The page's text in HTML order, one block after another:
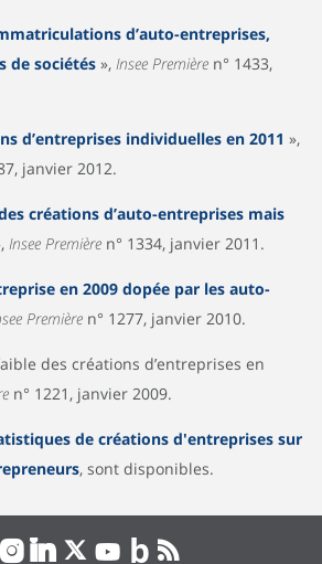
d’auto-entreprises,
de sociétés », Insee Première n° 1433,
d’entreprises individuelles en 2011 »,
janvier 2012.
créations d’auto-entreprises mais
Insee Première n° 1334, janvier 2011.
en 2009 dopée par les auto-
Première n° 1277, janvier 2010.
des créations d’entreprises en
n° 1221, janvier 2009.
de créations d'entreprises sur
, sont disponibles.